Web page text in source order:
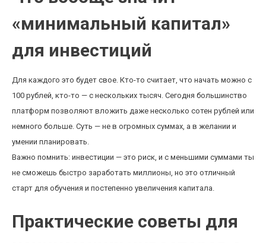
«минимальный капитал»
для инвестиций
Для каждого это будет свое. Кто-то считает, что начать можно с
100 рублей, кто-то — с нескольких тысяч. Сегодня большинство
платформ позволяют вложить даже несколько сотен рублей или
немного больше. Суть — не в огромных суммах, а в желании и
умении планировать.
Важно помнить: инвестиции — это риск, и с меньшими суммами ты
не сможешь быстро заработать миллионы, но это отличный
старт для обучения и постепенно увеличения капитала.
Практические советы для